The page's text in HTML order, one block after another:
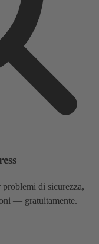
problemi di sicurezza,
— gratuitamente.